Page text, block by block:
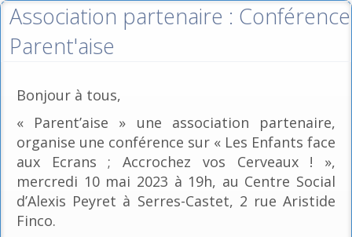
Association partenaire : Conférence
Parent'aise
Bonjour à tous,
« Parent’aise » une association partenaire,
organise une conférence sur « Les Enfants face
aux Ecrans ; Accrochez vos Cerveaux ! »,
mercredi 10 mai 2023 à 19h, au Centre Social
d’Alexis Peyret à Serres-Castet, 2 rue Aristide
Finco.